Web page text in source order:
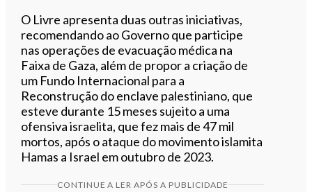
O Livre apresenta duas outras iniciativas,
recomendando ao Governo que participe
nas operações de evacuação médica na
Faixa de Gaza, além de propor a criação de
um Fundo Internacional para a
Reconstrução do enclave palestiniano, que
esteve durante 15 meses sujeito a uma
ofensiva israelita, que fez mais de 47 mil
mortos, após o ataque do movimento islamita
Hamas a Israel em outubro de 2023.
CONTINUE A LER APÓS A PUBLICIDADE